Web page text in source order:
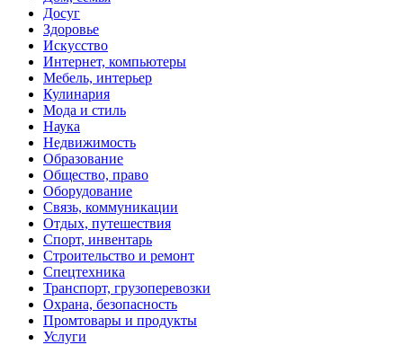
Досуг
Здоровье
Искусство
Интернет, компьютеры
Мебель, интерьер
Кулинария
Мода и стиль
Наука
Недвижимость
Образование
Общество, право
Оборудование
Связь, коммуникации
Отдых, путешествия
Спорт, инвентарь
Строительство и ремонт
Спецтехника
Транспорт, грузоперевозки
Охрана, безопасность
Промтовары и продукты
Услуги